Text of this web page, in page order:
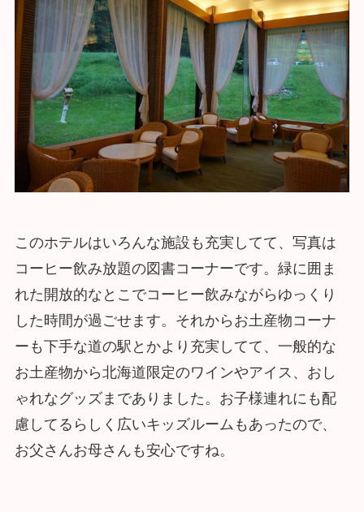
このホテルはいろんな施設も充実してて、写真は
コーヒー飲み放題の図書コーナーです。緑に囲ま
れた開放的なとこでコーヒー飲みながらゆっくり
した時間が過ごせます。それからお土産物コーナ
ーも下手な道の駅とかより充実してて、一般的な
お土産物から北海道限定のワインやアイス、おし
ゃれなグッズまでありました。お子様連れにも配
慮してるらしく広いキッズルームもあったので、
お父さんお母さんも安心ですね。